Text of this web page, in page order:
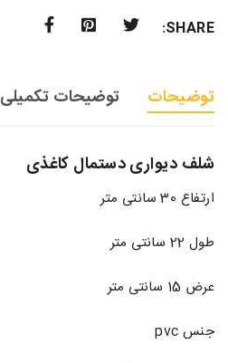
SHARE:
توضیحات توضیحات تکمیلی
شلف دیواری دستمال کاغذی
ارتفاع 30 سانتی متر
طول 22 سانتی متر
عرض 15 سانتی متر
جنس pvc